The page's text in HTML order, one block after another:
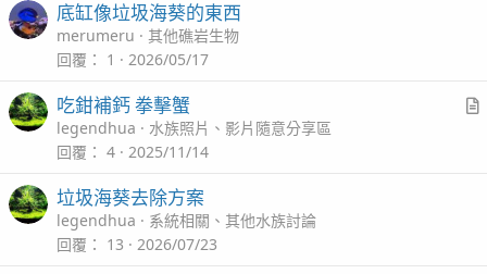
底缸像垃圾海葵的東西
merumeru
其他礁岩生物
回覆
1 2026/05/17
吃鉗補鈣 拳擊蟹
legendhua
水族照片、影片隨意分享區
回覆
4 2025/11/14
垃圾海葵去除方案
legendhua
系統相關、其他水族討論
回覆
13 2026/07/23